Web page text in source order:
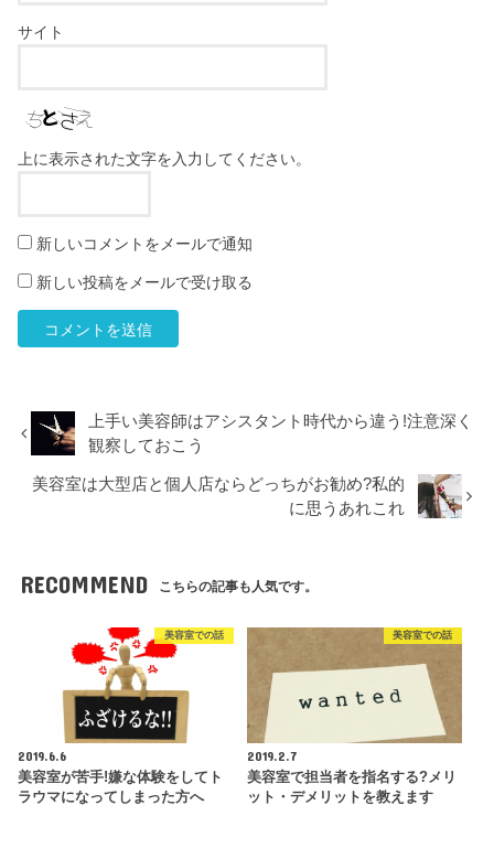
サイト
上に表示された文字を入力してください。
新しいコメントをメールで通知
新しい投稿をメールで受け取る
上手い美容師はアシスタント時代から違う!注意深く
観察しておこう
美容室は大型店と個人店ならどっちがお勧め?私的
に思うあれこれ
RECOMMEND こちらの記事も人気です。
美容室での話
2019.6.6
美容室が苦手!嫌な体験をしてト
ラウマになってしまった方へ
美容室での話
2019.2.7
美容室で担当者を指名する?メリ
ット・デメリットを教えます